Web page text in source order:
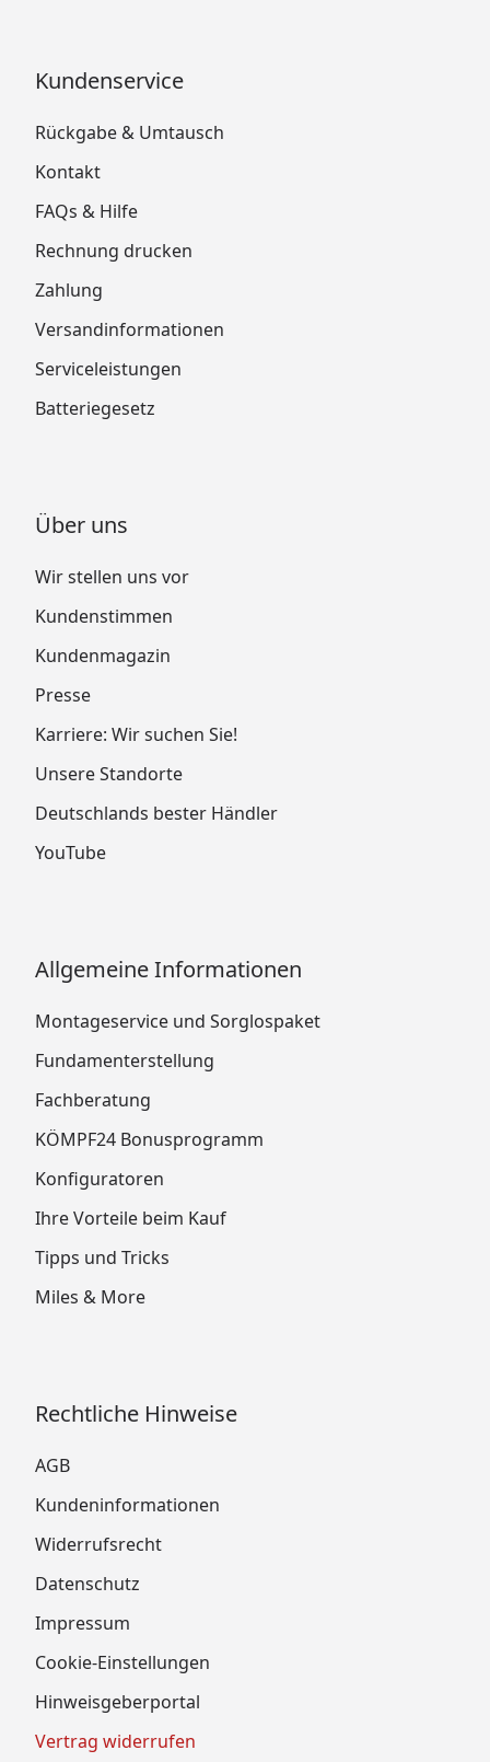
Kundenservice
Rückgabe & Umtausch
Kontakt
FAQs & Hilfe
Rechnung drucken
Zahlung
Versandinformationen
Serviceleistungen
Batteriegesetz
Über uns
Wir stellen uns vor
Kundenstimmen
Kundenmagazin
Presse
Karriere: Wir suchen Sie!
Unsere Standorte
Deutschlands bester Händler
YouTube
Allgemeine Informationen
Montageservice und Sorglospaket
Fundamenterstellung
Fachberatung
KÖMPF24 Bonusprogramm
Konfiguratoren
Ihre Vorteile beim Kauf
Tipps und Tricks
Miles & More
Rechtliche Hinweise
AGB
Kundeninformationen
Widerrufsrecht
Datenschutz
Impressum
Cookie-Einstellungen
Hinweisgeberportal
Vertrag widerrufen